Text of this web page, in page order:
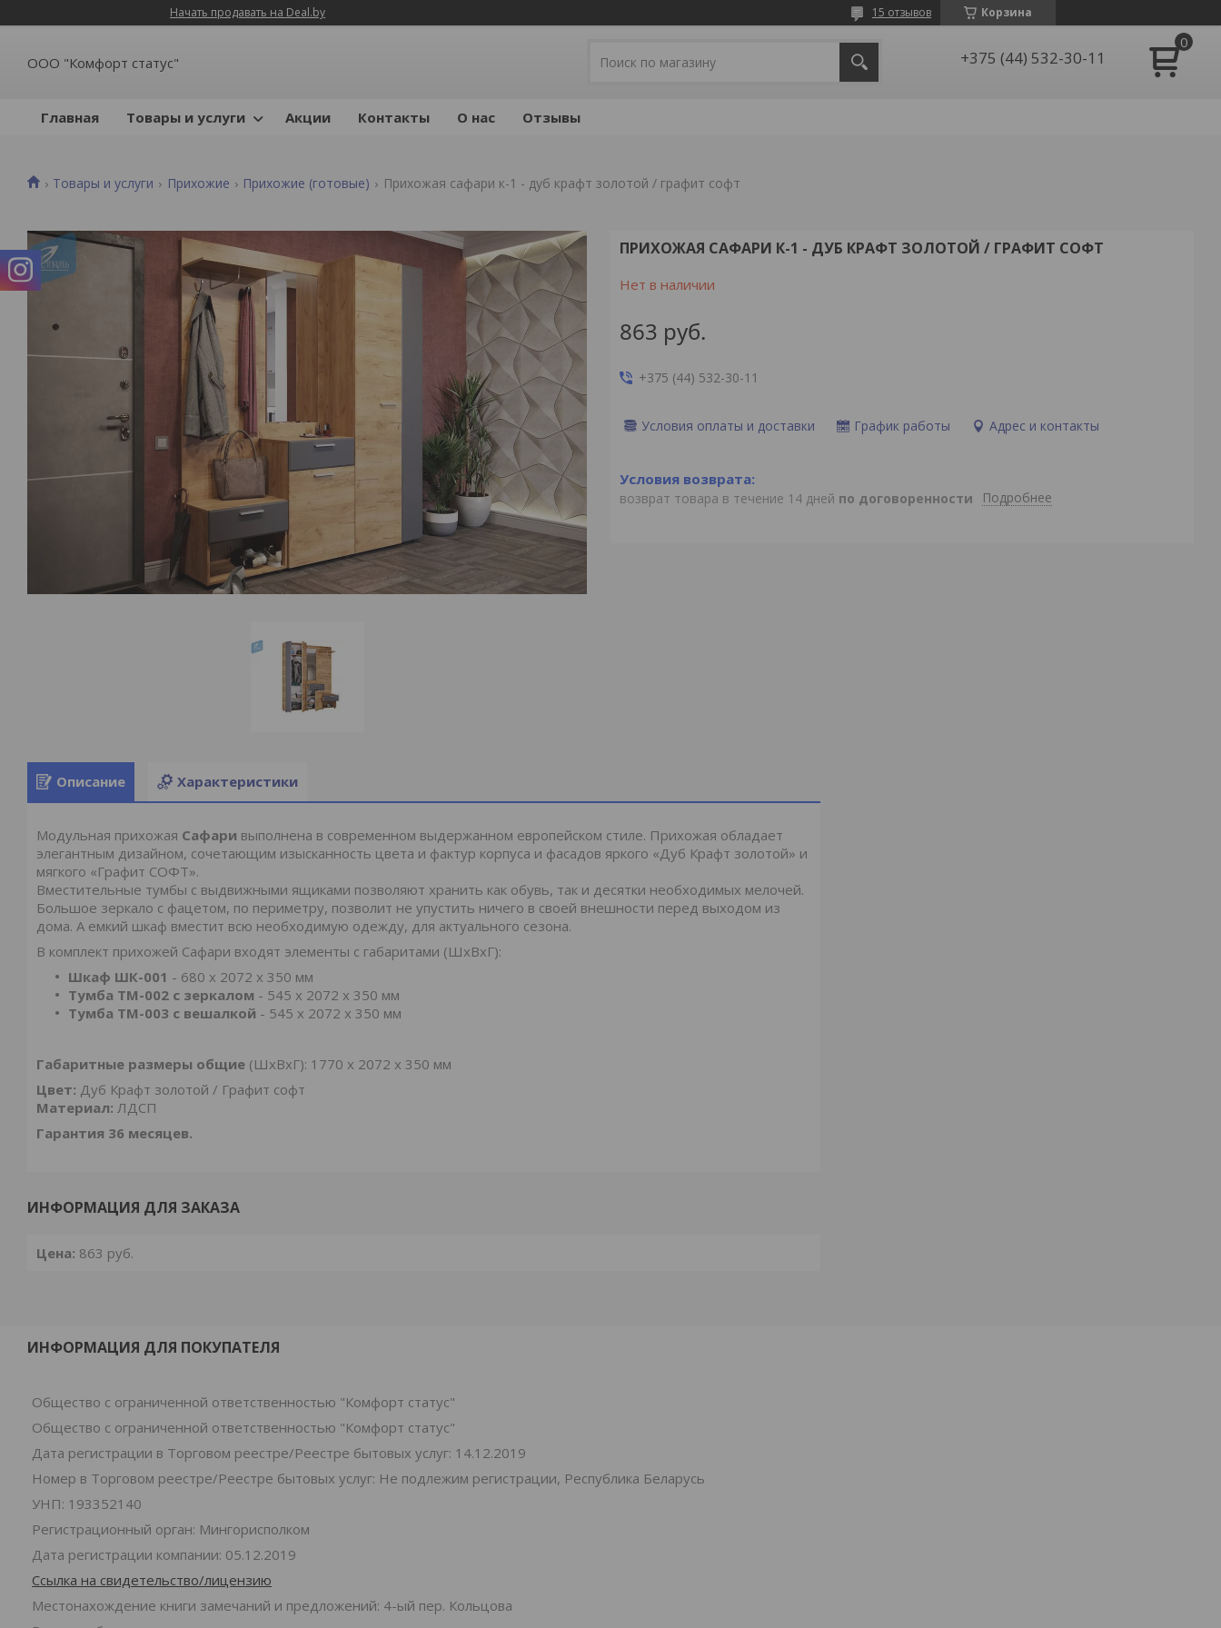
Начать продавать на Deal.by Корзина
15 отзывов
ООО "Комфорт статус" +375 (44) 532-30-11
Главная Товары и услуги Акции Контакты О нас Отзывы
Товары и услуги Прихожие Прихожие (готовые) Прихожая сафари к-1 - дуб крафт золотой / графит софт
ПРИХОЖАЯ САФАРИ К-1 - ДУБ КРАФТ ЗОЛОТОЙ / ГРАФИТ СОФТ
Нет в наличии
863 руб.
+375 (44) 532-30-11
Условия оплаты и доставки График работы Адрес и контакты
возврат товара в течение 14 дней по договоренности Подробнее
Описание Характеристики
Модульная прихожая Сафари выполнена в современном выдержанном европейском стиле. Прихожая обладает
элегантным дизайном, сочетающим изысканность цвета и фактур корпуса и фасадов яркого «Дуб Крафт золотой» и
мягкого «Графит СОФТ».
Вместительные тумбы с выдвижными ящиками позволяют хранить как обувь, так и десятки необходимых мелочей.
Большое зеркало с фацетом, по периметру, позволит не упустить ничего в своей внешности перед выходом из
дома. А емкий шкаф вместит всю необходимую одежду, для актуального сезона.
В комплект прихожей Сафари входят элементы с габаритами (ШхВхГ):
Шкаф ШК-001 - 680 х 2072 х 350 мм
Тумба ТМ-002 с зеркалом - 545 х 2072 х 350 мм
Тумба ТМ-003 с вешалкой - 545 х 2072 х 350 мм
Габаритные размеры общие (ШхВхГ): 1770 х 2072 х 350 мм
Цвет: Дуб Крафт золотой / Графит софт
Материал: ЛДСП
Гарантия 36 месяцев.
ИНФОРМАЦИЯ ДЛЯ ЗАКАЗА
Цена: 863 руб.
ИНФОРМАЦИЯ ДЛЯ ПОКУПАТЕЛЯ
Общество с ограниченной ответственностью "Комфорт статус"
Общество с ограниченной ответственностью "Комфорт статус"
Дата регистрации в Торговом реестре/Реестре бытовых услуг: 14.12.2019
Номер в Торговом реестре/Реестре бытовых услуг: Не подлежим регистрации, Республика Беларусь
УНП: 193352140
Регистрационный орган: Мингорисполком
Дата регистрации компании: 05.12.2019
Ссылка на свидетельство/лицензию
Местонахождение книги замечаний и предложений: 4-ый пер. Кольцова